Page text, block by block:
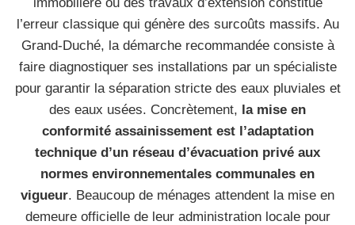
l’erreur classique qui génère des surcoûts massifs. Au
Grand-Duché, la démarche recommandée consiste à
faire diagnostiquer ses installations par un spécialiste
pour garantir la séparation stricte des eaux pluviales et
des eaux usées. Concrètement, la mise en
conformité assainissement est l’adaptation
technique d’un réseau d’évacuation privé aux
normes environnementales communales en
vigueur. Beaucoup de ménages attendent la mise en
demeure officielle de leur administration locale pour